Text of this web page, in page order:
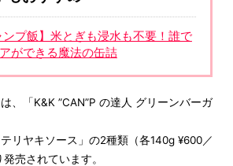
ンプ飯】米とぎも浸水も不要！誰で
ができる魔法の缶詰
、「K&K ”CAN”P の達人 グリーンバーガ
リヤキソース」の2種類（各140g ¥600／
売されています。